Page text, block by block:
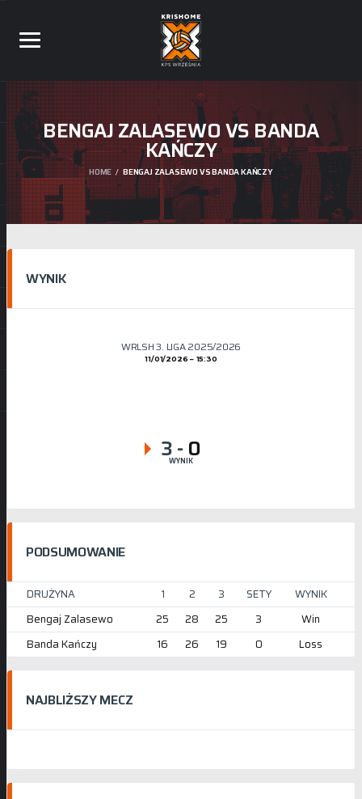
BENGAJ ZALASEWO VS BANDA
KAŃCZY
HOME BENGAJ ZALASEWO VS BANDA KAŃCZY
WYNIK
WRLSH 3. LIGA 2025/2026
11/01/2026 15:30
3- 0
WYNIK
PODSUMOWANIE
DRUŻYNA 1 2 3 SETY
WYNIK
Bengaj Zalasewo
25 28 25 3
Win
Banda Kańczy
16 26 19 0 Loss
NAJBLIŻSZY MECZ